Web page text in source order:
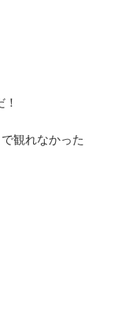
観れなかった